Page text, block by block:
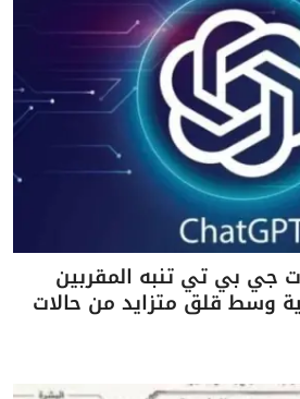
جي بي تي تنبه المقربين
وسط قلق متزايد من حالات